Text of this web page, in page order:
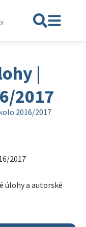
|
2017
2016/2017
2017
úlohy a autorské